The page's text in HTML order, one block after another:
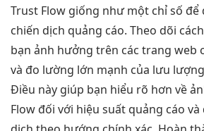
Trust Flow giống như một chỉ số
chiến dịch quảng cáo. Theo dõi
bạn ảnh hưởng trên các trang web
và đo lường lớn mạnh của lưu
Điều này giúp bạn hiểu rõ hơn về
Flow đối với hiệu suất quảng cáo